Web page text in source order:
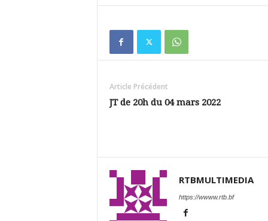
Article Précédent
JT de 20h du 04 mars 2022
RTBMULTIMEDIA
https://wwww.rtb.bf